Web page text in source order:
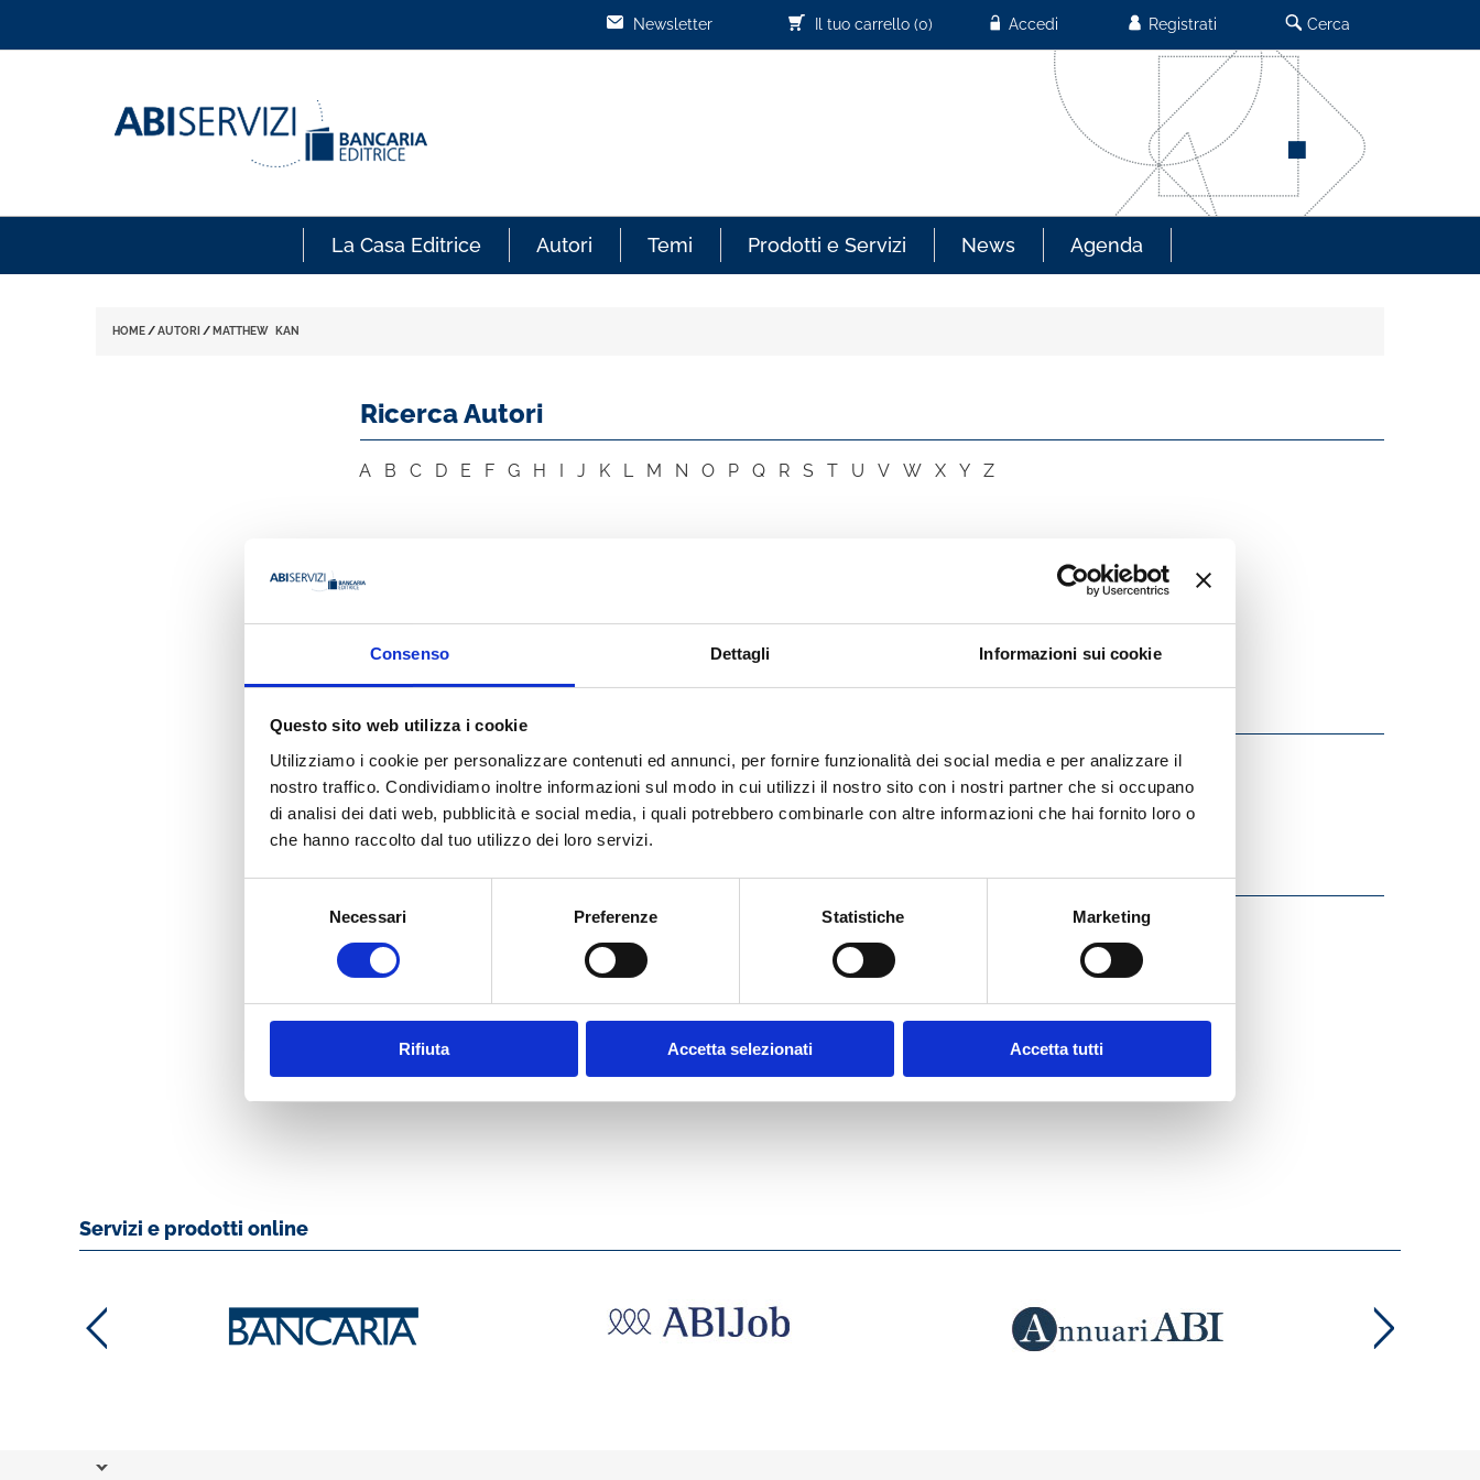
Consenso Dettagli Informazioni sui cookie
Questo sito web utilizza i cookie
Utilizziamo i cookie per personalizzare contenuti ed annunci, per fornire funzionalità dei social media e per analizzare il
nostro traffico. Condividiamo inoltre informazioni sul modo in cui utilizzi il nostro sito con i nostri partner che si occupano
di analisi dei dati web, pubblicità e social media, i quali potrebbero combinarle con altre informazioni che hai fornito loro o
che hanno raccolto dal tuo utilizzo dei loro servizi.
Necessari Preferenze Statistiche Marketing
Rifiuta Accetta selezionati Accetta tutti
Cerca
Registrati
Accedi
Il tuo carrello (0)
Newsletter
La Casa Editrice Autori Temi Prodotti e Servizi News Agenda
HOME /AUTORI / MATTHEW KAN
Ricerca Autori
A B C D E F G H I J K L M N O P Q R S T U V W X Y Z
Organizzazione
The Ontario Securities Commission
Ha pubblicato con noi
MOSTRA
Servizi e prodotti online